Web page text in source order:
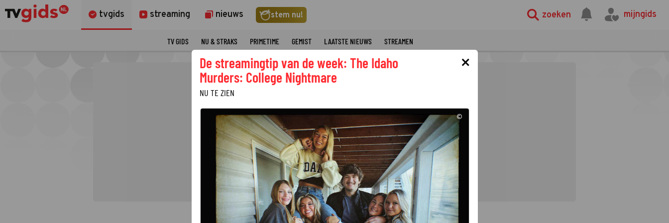
tvgids streaming nieuws stem nu! zoeken mijngids
TV GIDS NU & STRAKS PRIMETIME GEMIST LAATSTE NIEUWS STREAMEN
×
De streamingtip van de week: The Idaho
Murders: College Nightmare
NU TE ZIEN
©